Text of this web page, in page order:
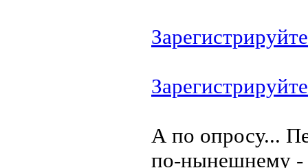
А по опросу...
по-нынешнему -